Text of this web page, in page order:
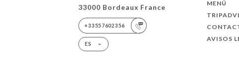
33000 Bordeaux France
+33557602356
ES
MENÚ
AVISOS